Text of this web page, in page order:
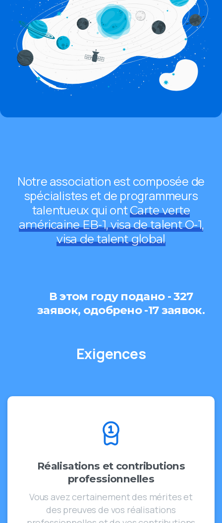
Notre association est composée de
spécialistes et de programmeurs
talentueux qui ontCarte verte
américaine EB-1, visa de talent O-1,
visa de talent global
В этом году подано - 327
заявок, одобрено -17 заявок.
Exigences
Réalisations et contributions
professionnelles
Vous avez certainement des mérites et
des preuves de vos réalisations
Popup
This is
just a
simple
text
made for
unique
replace it
with any
text.
View all
our
shop